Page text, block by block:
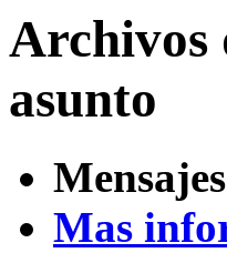
Archivos
asunto
Mas